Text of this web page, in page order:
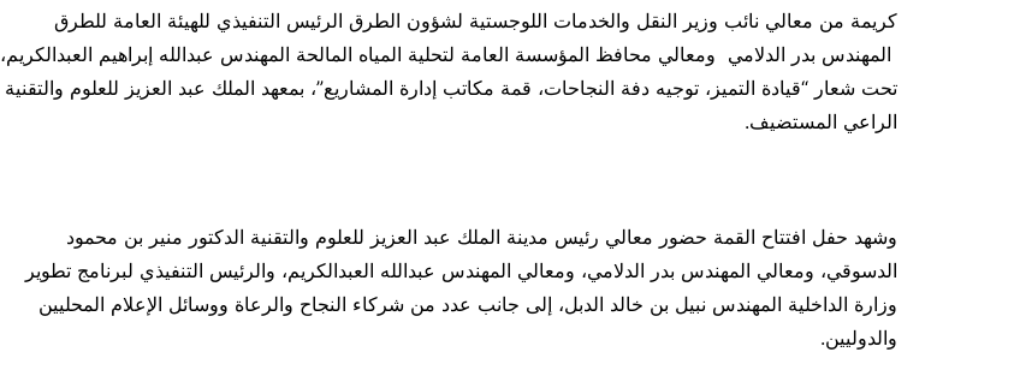
كريمة من معالي نائب وزير النقل والخدمات اللوجستية لشؤون الطرق الرئيس التنفيذي للهيئة العامة للطرق
المهندس بدر الدلامي ومعالي محافظ المؤسسة العامة لتحلية المياه المالحة المهندس عبدالله إبراهيم العبدالكريم،
تحت شعار “قيادة التميز، توجيه دفة النجاحات، قمة مكاتب إدارة المشاريع”، بمعهد الملك عبد العزيز للعلوم والتقنية
الراعي المستضيف.
وشهد حفل افتتاح القمة حضور معالي رئيس مدينة الملك عبد العزيز للعلوم والتقنية الدكتور منير بن محمود
الدسوقي، ومعالي المهندس بدر الدلامي، ومعالي المهندس عبدالله العبدالكريم، والرئيس التنفيذي لبرنامج تطوير
وزارة الداخلية المهندس نبيل بن خالد الدبل، إلى جانب عدد من شركاء النجاح والرعاة ووسائل الإعلام المحليين
والدوليين.